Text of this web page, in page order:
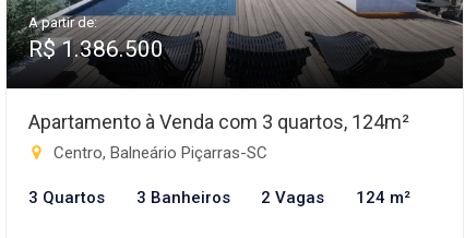
A partir de:
R$ 1.386.500
Apartamento à Venda com 3 quartos, 124m²
Centro, Balneário Piçarras-SC
3 Quartos 3 Banheiros 2 Vagas 124 m²